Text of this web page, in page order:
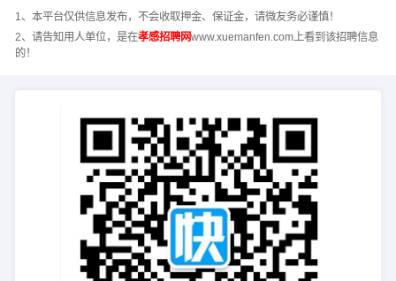
1、本平台仅供信息发布，不会收取押金、保证金，请微友务必谨慎！
2、请告知用人单位，是在孝感招聘网www.xuemanfen.com上看到该招聘信息
的！